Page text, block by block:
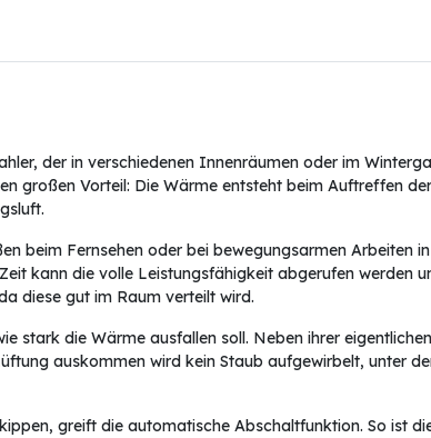
der in verschiedenen Innenräumen oder im
großen Vorteil: Die Wärme entsteht beim Auftreffen
beim Fernsehen oder bei bewegungsarmen Arbeiten
kann die volle Leistungsfähigkeit abgerufen werden
diese gut im Raum verteilt wird.
stark die Wärme ausfallen soll. Neben ihrer
auskommen wird kein Staub aufgewirbelt, unter
greift die automatische Abschaltfunktion. So ist